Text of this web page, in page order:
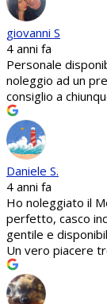
giovanni S
4 anni fa
Personale
noleggio ad un
consiglio a
Daniele S.
4 anni fa
Ho noleggiato il
perfetto, casco
gentile e
Un vero piacere